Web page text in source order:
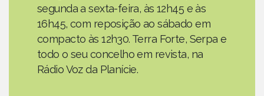
segunda a sexta-feira, às 12h45 e às
16h45, com reposição ao sábado em
compacto às 12h30. Terra Forte, Serpa e
todo o seu concelho em revista, na
Rádio Voz da Planície.